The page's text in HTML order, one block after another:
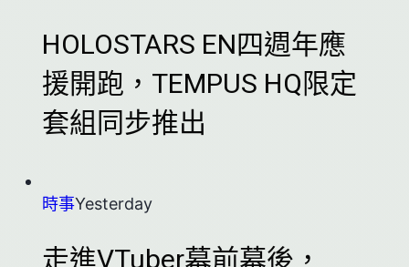
HOLOSTARS EN四週年應
援開跑，TEMPUS HQ限定
套組同步推出
時事Yesterday